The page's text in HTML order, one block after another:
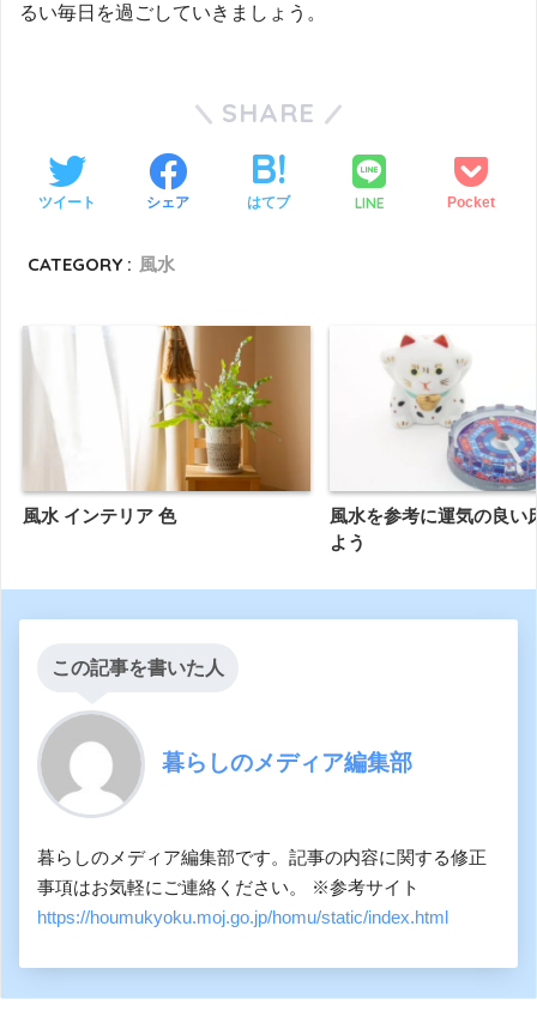
るい毎日を過ごしていきましょう。
SHARE
ツイート シェア はてブ LINE Pocket
CATEGORY : 風水
風水 インテリア 色
風水を参考に運気の良い
よう
この記事を書いた人
暮らしのメディア編集部
暮らしのメディア編集部です。記事の内容に関する修正
事項はお気軽にご連絡ください。 ※参考サイト
https://houmukyoku.moj.go.jp/homu/static/index.html